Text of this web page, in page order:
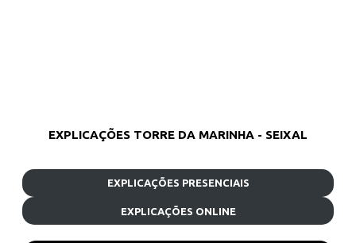
EXPLICAÇÕES TORRE DA MARINHA - SEIXAL
EXPLICAÇÕES PRESENCIAIS
EXPLICAÇÕES ONLINE